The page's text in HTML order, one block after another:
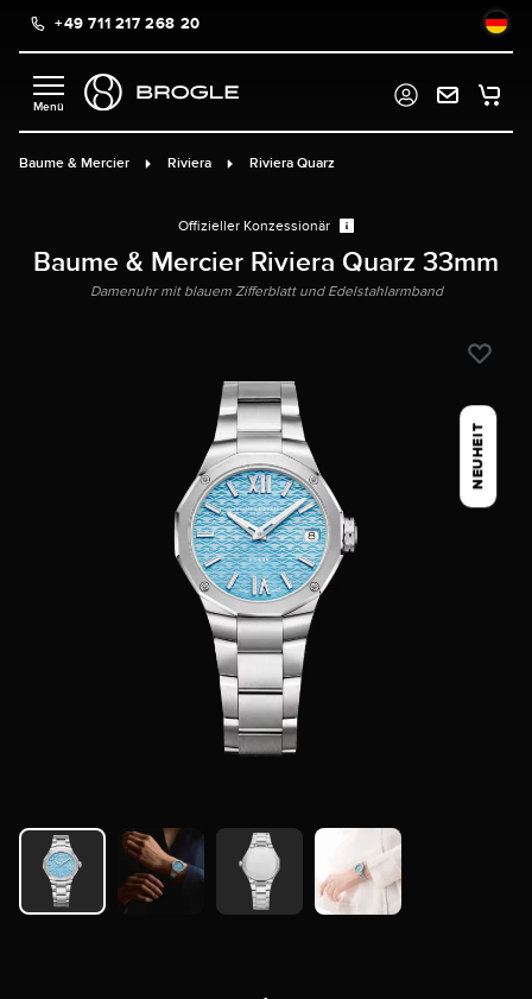
springen
+49 711 217 268 20
Baume & Mercier Riviera Riviera Quarz
Offizieller Konzessionär
Baume & Mercier Riviera Quarz 33mm
Damenuhr mit blauem Zifferblatt und Edelstahlarmband
NEUHEIT